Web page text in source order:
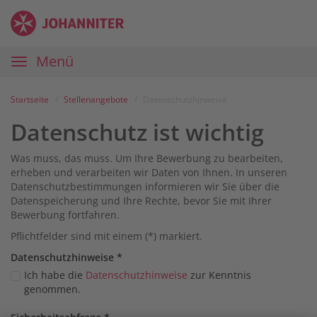
Zum
Inhalt
Anmelden
Zur
Navigation
Zur
Startseite
Karriereportal
Johanniter
Hauptnavigation
Menü
Startseite Stellenangebote
Datenschutz ist wichtig
Was muss, das muss. Um Ihre Bewerbung zu bearbeiten,
erheben und verarbeiten wir Daten von Ihnen. In unseren
Datenschutzbestimmungen informieren wir Sie über die
Datenspeicherung und Ihre Rechte, bevor Sie mit Ihrer
Bewerbung fortfahren.
Pflichtfelder sind mit einem (*) markiert.
Datenschutz­hinweise *
Ich habe die Datenschutzhinweise zur Kenntnis
genommen.